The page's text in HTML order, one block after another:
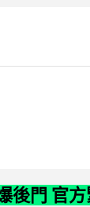
後門 官